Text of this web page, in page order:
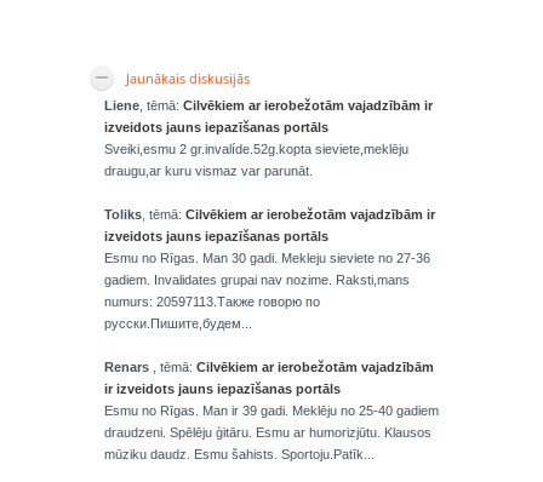
Jaunākais diskusijās
Liene , tēmā: Cilvēkiem ar ierobežotām vajadzībām ir
izveidots jauns iepazīšanas portāls
Sveiki,esmu 2 gr.invalíde.52g.kopta sieviete,meklēju
draugu,ar kuru vismaz var parunāt.
Toliks , tēmā: Cilvēkiem ar ierobežotām vajadzībām ir
izveidots jauns iepazīšanas portāls
Esmu no Rīgas. Man 30 gadi. Mekleju sieviete no 27-36
gadiem. Invalidates grupai nav nozime. Raksti,mans
numurs: 20597113.Также говорю по
русски.Пишите,будем...
Renars , tēmā: Cilvēkiem ar ierobežotām vajadzībām
ir izveidots jauns iepazīšanas portāls
Esmu no Rīgas. Man ir 39 gadi. Meklēju no 25-40 gadiem
draudzeni. Spēlēju ģitāru. Esmu ar humorizjūtu. Klausos
mūziku daudz. Esmu šahists. Sportoju.Patīk...